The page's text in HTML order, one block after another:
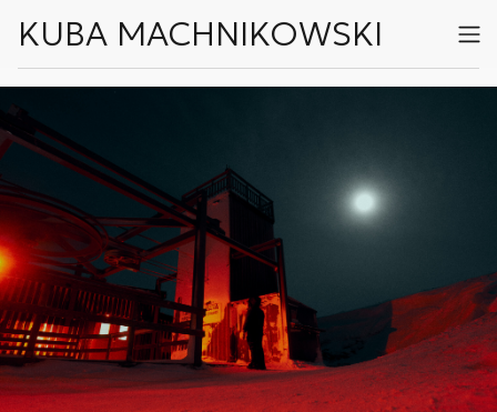
KUBA MACHNIKOWSKI